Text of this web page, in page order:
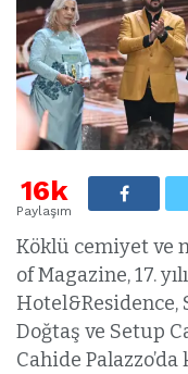
16k
Paylaşım
Köklü cemiyet ve
of Magazine, 17.
Hotel&Residence,
Doğtaş ve Setup
Cahide